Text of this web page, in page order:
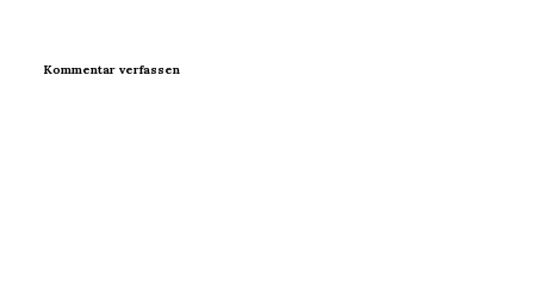
Kommentar verfassen